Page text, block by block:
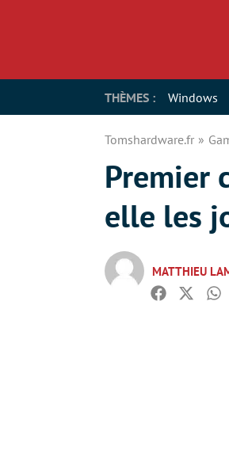
THÈMES : Windows
Tomshardware.fr
Premier
elle les
MATTHIEU
Facebook
Twitter